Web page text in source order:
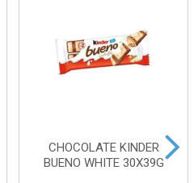
CHOCOLATE KINDER
BUENO WHITE 30X39G